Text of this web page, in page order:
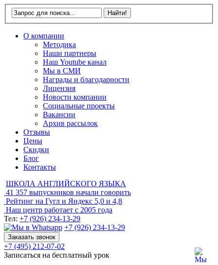
О компании
Методика
Наши партнеры
Наш Youtube канал
Мы в СМИ
Награды и благодарности
Лицензия
Новости компании
Социальные проекты
Вакансии
Архив рассылок
Отзывы
Цены
Скидки
Блог
Контакты
ШКОЛА АНГЛИЙСКОГО ЯЗЫКА
41 357 выпускников начали говорить
Рейтинг на Гугл и Яндекс 5,0 и 4,8
Наш центр работает с 2005 года
Тел: +7 (926) 234-13-29
+7 (926) 234-13-29
Заказать звонок
+7 (495) 212-07-02
Записаться на бесплатный урок